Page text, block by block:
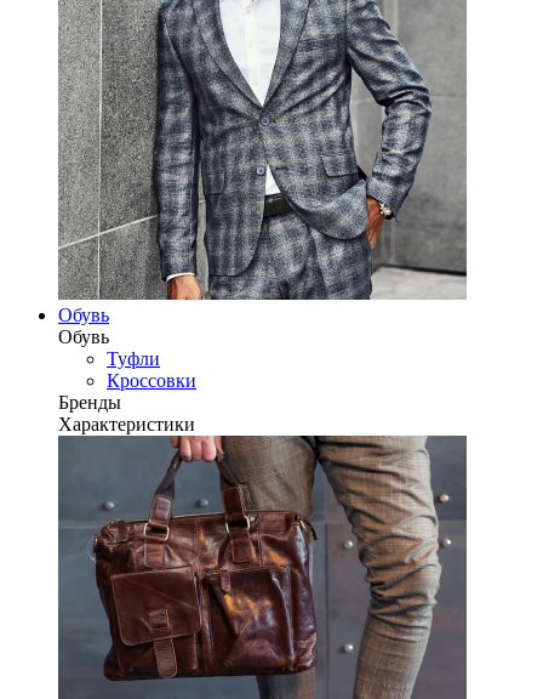
Обувь
Обувь
Туфли
Кроссовки
Бренды
Характеристики